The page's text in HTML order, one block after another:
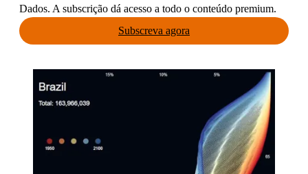
Dados. A subscrição dá acesso a todo o conteúdo premium.
Subscreva agora